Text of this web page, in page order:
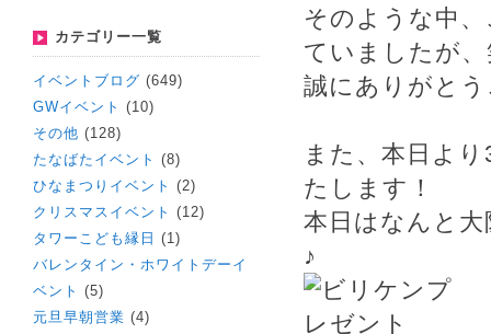
カテゴリー一覧
イベントブログ (649)
GWイベント (10)
その他 (128)
たなばたイベント (8)
ひなまつりイベント (2)
クリスマスイベント (12)
タワーこども縁日 (1)
バレンタイン・ホワイトデーイ
ベント (5)
元旦早朝営業 (4)
そのような中
ていましたが
誠にありがと
また、本日よ
たします！
本日はなんと
♪